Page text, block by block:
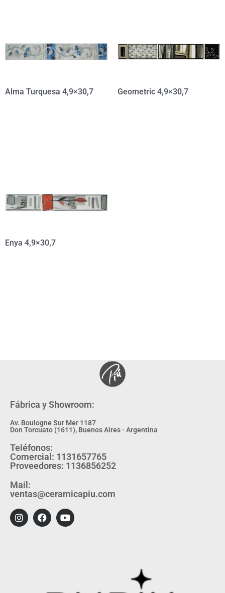
Alma Turquesa 4,9×30,7 Geometric 4,9×30,7
Enya 4,9×30,7
Fábrica y Showroom:
Av. Boulogne Sur Mer 1187
Don Torcuato (1611), Buenos Aires - Argentina
Teléfonos:
Comercial: 1131657765
Proveedores: 1136856252
Mail:
ventas@ceramicapiu.com